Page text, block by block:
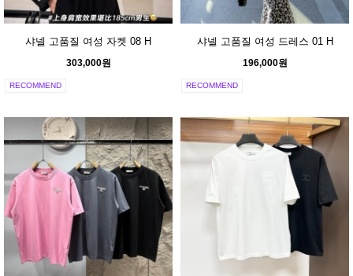
샤넬 고품질 여성 자켓 08 H
303,000원
RECOMMEND
샤넬 고품질 여성 드레스 01 H
196,000원
RECOMMEND